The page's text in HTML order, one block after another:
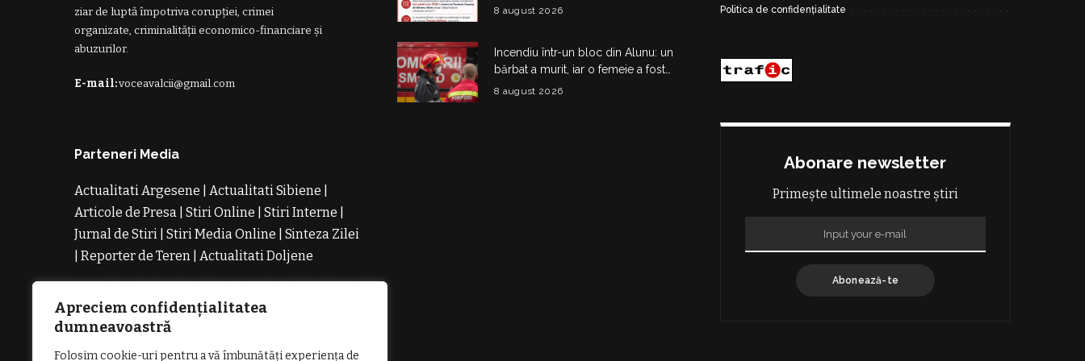
Apreciem confidențialitatea
dumneavoastră
Folosim cookie-uri pentru a vă îmbunătăți experiența de
ziar de luptă împotriva corupției, crimei
organizate, criminalității economico-financiare și
abuzurilor.
E-mail:voceavalcii@gmail.com
Parteneri Media
Actualitati Argesene Actualitati Sibiene
Articole de Presa
Stiri Online Stiri Interne
Jurnal de Stiri
Stiri Media Online
Sinteza Zilei
Reporter de Teren Actualitati Doljene
NoiRochii de RevelionRochii de BanchetRochii
de Cununie
Magazin de Rochii
Comanda Rochii de Seara
sânge. Apel pentru donatori cu
8 august 2026
Incendiu într-un bloc din Alunu: un
bărbat a murit, iar o femeie a fost
salvată din apartamentul cuprins de
8 august 2026
Politica de confidențialitate
Abonare newsletter
Primește ultimele noastre știri
Abonează-te